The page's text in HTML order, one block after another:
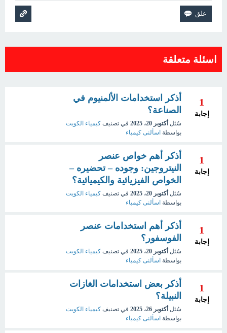
اسئلة متعلقة
1
إجابة
أذكر استخدامات الألمنيوم في
الصناعة؟
سُئل أكتوبر 20، 2025 في تصنيف كيمياء الكويت
بواسطة اسألنى كيمياء
1
إجابة
أذكر أهم خواص عنصر
النيتروجين: وجوده – تحضيره –
الخواص الفيزيائية والكيميائية؟
سُئل أكتوبر 20، 2025 في تصنيف كيمياء الكويت
بواسطة اسألنى كيمياء
1
إجابة
أذكر أهم استخدامات عنصر
الفوسفور؟
سُئل أكتوبر 20، 2025 في تصنيف كيمياء الكويت
بواسطة اسألنى كيمياء
1
إجابة
أذكر بعض استخدامات الغازات
النبيلة؟
سُئل أكتوبر 26، 2025 في تصنيف كيمياء الكويت
بواسطة اسألنى كيمياء